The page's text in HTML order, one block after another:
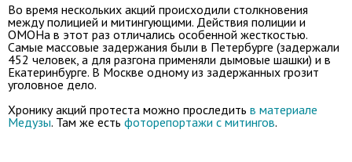
Во время нескольких акций происходили столкновения
между полицией и митингующими. Действия полиции и
ОМОНа в этот раз отличались особенной жесткостью.
Самые массовые задержания были в Петербурге (задержали
452 человек, а для разгона применяли дымовые шашки) и в
Екатеринбурге. В Москве одному из задержанных грозит
уголовное дело.
Хронику акций протеста можно проследить в материале
Медузы. Там же есть фоторепортажи с митингов.